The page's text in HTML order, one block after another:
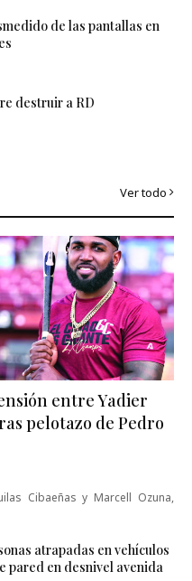
de las pantallas en
destruir a RD
Ver todo
entre Yadier
pelotazo de Pedro
Cibaeñas y Marcell Ozuna,
atrapadas en vehículos
pared en desnivel avenida